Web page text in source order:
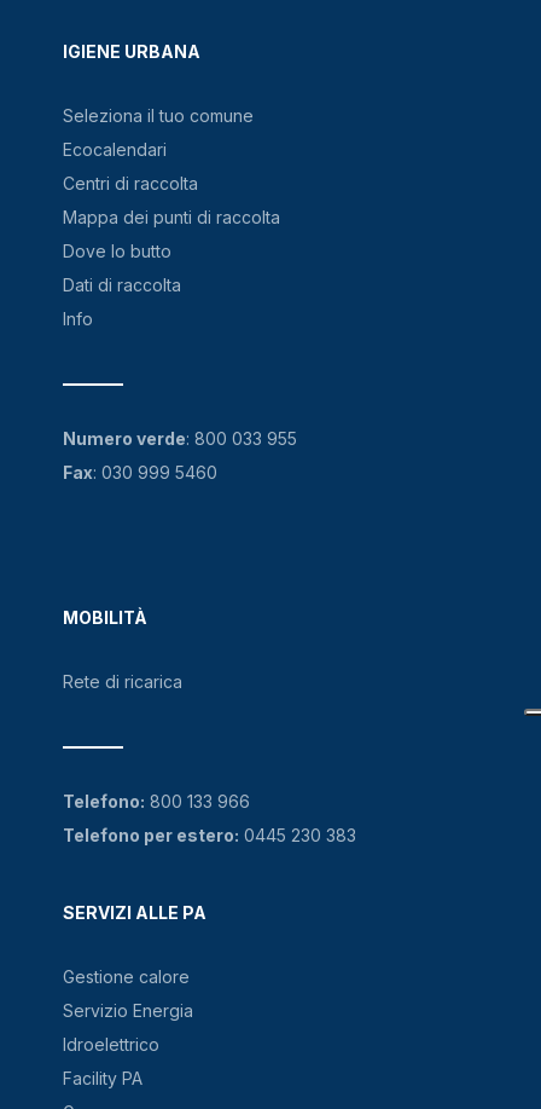
IGIENE URBANA
Seleziona il tuo comune
Ecocalendari
Centri di raccolta
Mappa dei punti di raccolta
Dove lo butto
Dati di raccolta
Info
MOBILITÀ
Rete di ricarica
SERVIZI ALLE PA
Gestione calore
Servizio Energia
Idroelettrico
Facility PA
Numero verde: 800 033 955
Fax: 030 999 5460
Telefono: 800 133 966
Telefono per estero: 0445 230 383